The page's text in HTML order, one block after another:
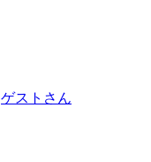
ゲストさん